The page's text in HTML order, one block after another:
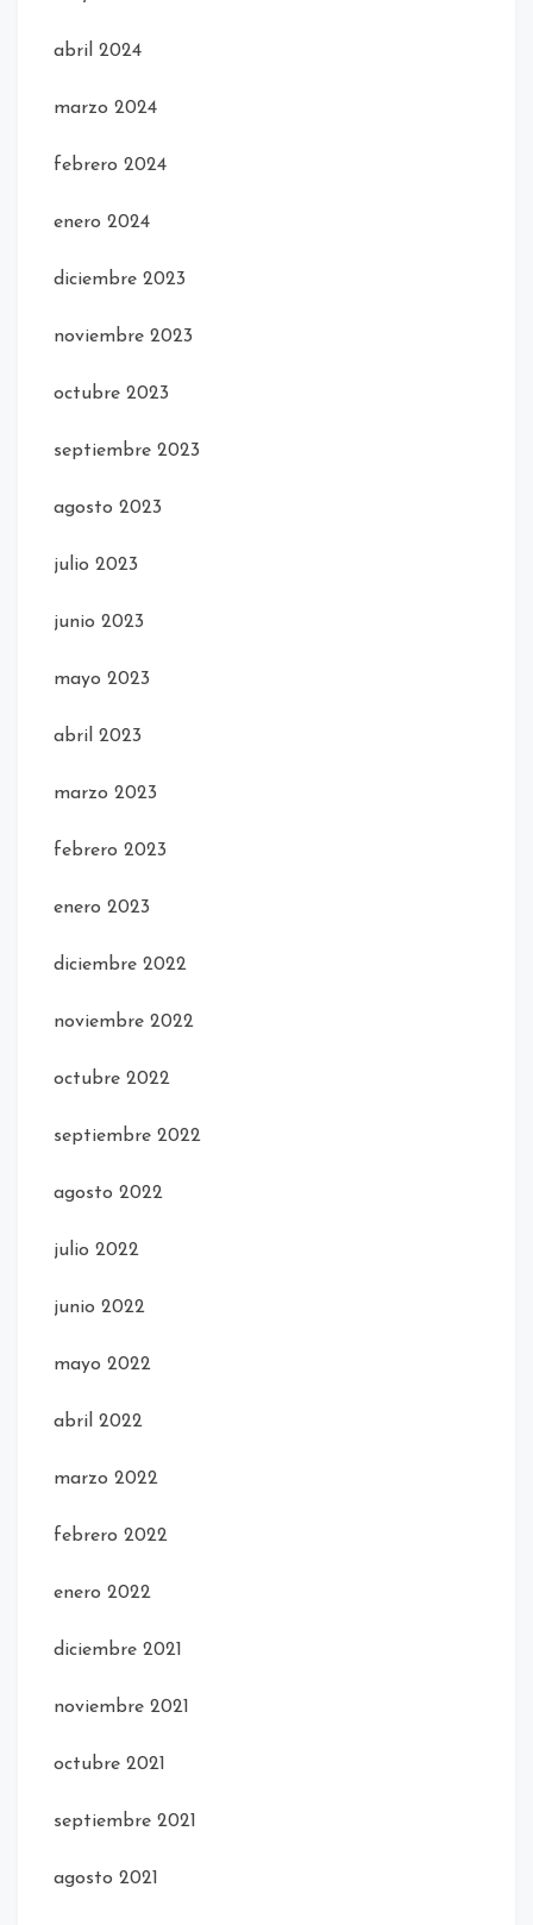
abril 2024
marzo 2024
febrero 2024
enero 2024
diciembre 2023
noviembre 2023
octubre 2023
septiembre 2023
agosto 2023
julio 2023
junio 2023
mayo 2023
abril 2023
marzo 2023
febrero 2023
enero 2023
diciembre 2022
noviembre 2022
octubre 2022
septiembre 2022
agosto 2022
julio 2022
junio 2022
mayo 2022
abril 2022
marzo 2022
febrero 2022
enero 2022
diciembre 2021
noviembre 2021
octubre 2021
septiembre 2021
agosto 2021